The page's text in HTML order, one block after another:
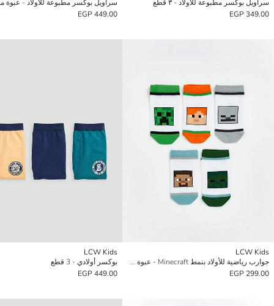
سراويل بوكسر مطبوعة للأولاد - ٣ قطع
349.00 EGP
449.00 EGP
LCW Kids
جوارب رياضية للأولاد بنمط Minecraft - عبوة من ٥ قطع
299.00 EGP
LCW Kids
بوكسر أولادي - 3 قطع
449.00 EGP